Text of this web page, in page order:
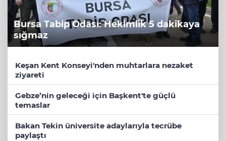
Bursa Tabip Odası: Hekimlik 5 dakikaya
sığmaz
Keşan Kent Konseyi'nden muhtarlara nezaket
ziyareti
Gebze’nin geleceği için Başkent'te güçlü
temaslar
Bakan Tekin üniversite adaylarıyla tecrübe
paylaştı